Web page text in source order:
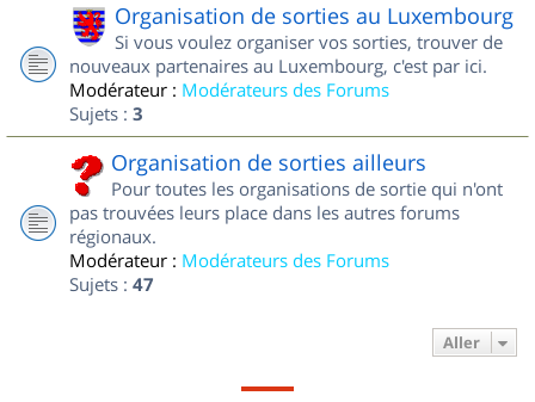
Organisation de sorties au Luxembourg
Si vous voulez organiser vos sorties, trouver de
nouveaux partenaires au Luxembourg, c'est par ici.
Modérateur : Modérateurs des Forums
Sujets : 3
Organisation de sorties ailleurs
Pour toutes les organisations de sortie qui n'ont
pas trouvées leurs place dans les autres forums
régionaux.
Modérateur : Modérateurs des Forums
Sujets : 47
Aller